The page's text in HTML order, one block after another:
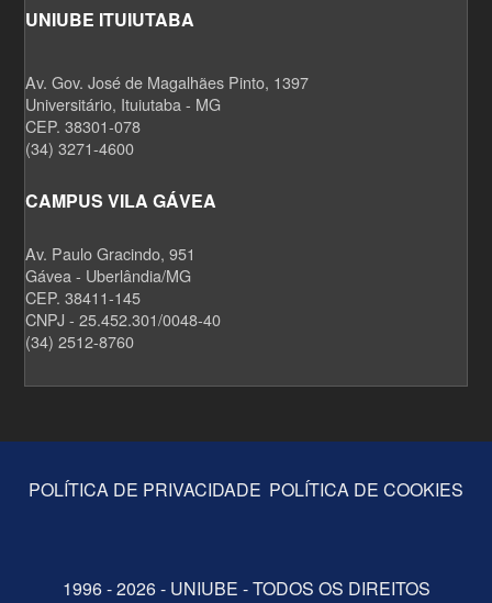
UNIUBE ITUIUTABA
Av. Gov. José de Magalhães Pinto, 1397
Universitário, Ituiutaba - MG
CEP. 38301-078
(34) 3271-4600
CAMPUS VILA GÁVEA
Av. Paulo Gracindo, 951
Gávea - Uberlândia/MG
CEP. 38411-145
CNPJ - 25.452.301/0048-40
(34) 2512-8760
POLÍTICA DE PRIVACIDADE POLÍTICA DE COOKIES
1996 - 2026 - UNIUBE - TODOS OS DIREITOS